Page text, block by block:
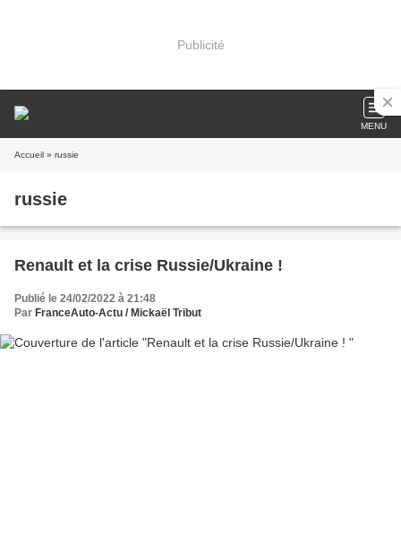
Publicité
MENU
Accueil » russie
russie
Renault et la crise Russie/Ukraine !
Publié le 24/02/2022 à 21:48
Par FranceAuto-Actu / Mickaël Tribut